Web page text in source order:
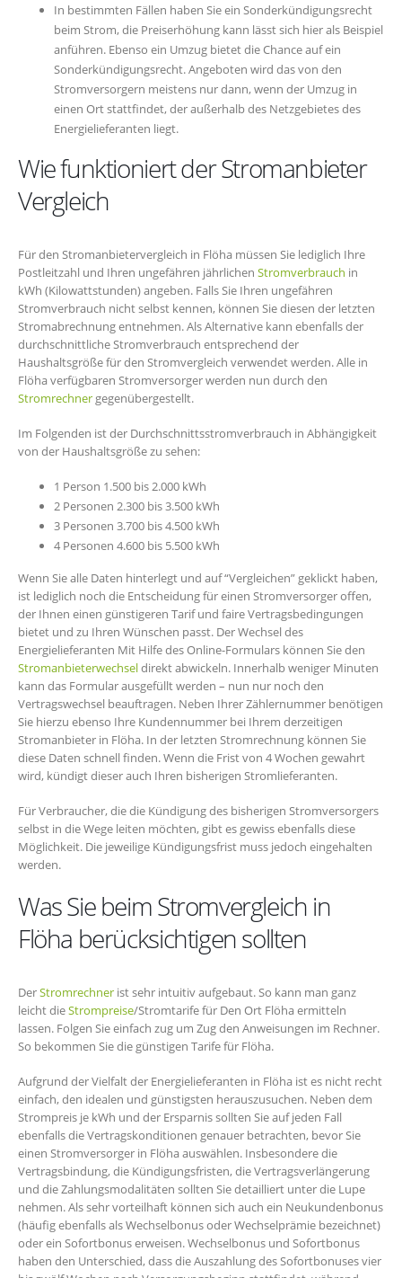
In bestimmten Fällen haben Sie ein Sonderkündigungsrecht
beim Strom, die Preiserhöhung kann lässt sich hier als Beispiel
anführen. Ebenso ein Umzug bietet die Chance auf ein
Sonderkündigungsrecht. Angeboten wird das von den
Stromversorgern meistens nur dann, wenn der Umzug in
einen Ort stattfindet, der außerhalb des Netzgebietes des
Energielieferanten liegt.
Wie funktioniert der Stromanbieter
Vergleich
Für den Stromanbietervergleich in Flöha müssen Sie lediglich Ihre
Postleitzahl und Ihren ungefähren jährlichen Stromverbrauch in
kWh (Kilowattstunden) angeben. Falls Sie Ihren ungefähren
Stromverbrauch nicht selbst kennen, können Sie diesen der letzten
Stromabrechnung entnehmen. Als Alternative kann ebenfalls der
durchschnittliche Stromverbrauch entsprechend der
Haushaltsgröße für den Stromvergleich verwendet werden. Alle in
Flöha verfügbaren Stromversorger werden nun durch den
Stromrechner gegenübergestellt.
Im Folgenden ist der Durchschnittsstromverbrauch in Abhängigkeit
von der Haushaltsgröße zu sehen:
1 Person 1.500 bis 2.000 kWh
2 Personen 2.300 bis 3.500 kWh
3 Personen 3.700 bis 4.500 kWh
4 Personen 4.600 bis 5.500 kWh
Wenn Sie alle Daten hinterlegt und auf “Vergleichen” geklickt haben,
ist lediglich noch die Entscheidung für einen Stromversorger offen,
der Ihnen einen günstigeren Tarif und faire Vertragsbedingungen
bietet und zu Ihren Wünschen passt. Der Wechsel des
Energielieferanten Mit Hilfe des Online-Formulars können Sie den
Stromanbieterwechseldirekt abwickeln. Innerhalb weniger Minuten
kann das Formular ausgefüllt werden – nun nur noch den
Vertragswechsel beauftragen. Neben Ihrer Zählernummer benötigen
Sie hierzu ebenso Ihre Kundennummer bei Ihrem derzeitigen
Stromanbieter in Flöha. In der letzten Stromrechnung können Sie
diese Daten schnell finden. Wenn die Frist von 4 Wochen gewahrt
wird, kündigt dieser auch Ihren bisherigen Stromlieferanten.
Für Verbraucher, die die Kündigung des bisherigen Stromversorgers
selbst in die Wege leiten möchten, gibt es gewiss ebenfalls diese
Möglichkeit. Die jeweilige Kündigungsfrist muss jedoch eingehalten
werden.
Was Sie beim Stromvergleich in
Flöha berücksichtigen sollten
DerStromrechner ist sehr intuitiv aufgebaut. So kann man ganz
leicht dieStrompreise/Stromtarife für Den Ort Flöha ermitteln
lassen. Folgen Sie einfach zug um Zug den Anweisungen im Rechner.
So bekommen Sie die günstigen Tarife für Flöha.
Aufgrund der Vielfalt der Energielieferanten in Flöha ist es nicht recht
einfach, den idealen und günstigsten herauszusuchen. Neben dem
Strompreis je kWh und der Ersparnis sollten Sie auf jeden Fall
ebenfalls die Vertragskonditionen genauer betrachten, bevor Sie
einen Stromversorger in Flöha auswählen. Insbesondere die
Vertragsbindung, die Kündigungsfristen, die Vertragsverlängerung
und die Zahlungsmodalitäten sollten Sie detailliert unter die Lupe
nehmen. Als sehr vorteilhaft können sich auch ein Neukundenbonus
(häufig ebenfalls als Wechselbonus oder Wechselprämie bezeichnet)
oder ein Sofortbonus erweisen. Wechselbonus und Sofortbonus
haben den Unterschied, dass die Auszahlung des Sofortbonuses vier